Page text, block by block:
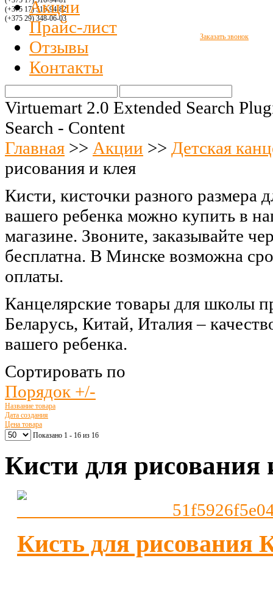
(+375 17) 516-94-82
(+375 29) 348-06-03
Заказать звонок
Акции
Прайс-лист
Отзывы
Контакты
Virtuemart 2.0 Extended Search
Search - Content
Главная >> Акции >> Детская
рисования и клея
Кисти, кисточки разного размера
вашего ребенка можно купить в
магазине. Звоните, заказывайте
бесплатна. В Минске возможна
оплаты.
Канцелярские товары для школы
Беларусь, Китай, Италия –
вашего ребенка.
Сортировать по
Порядок +/-
Название товара
Дата создания
Цена товара
Показано 1 - 16 из 16
Кисти для рисования
Кисть для рисования